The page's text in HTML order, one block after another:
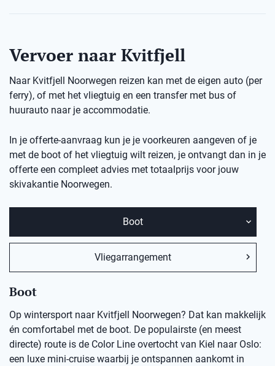
Vervoer naar Kvitfjell
Naar Kvitfjell Noorwegen reizen kan met de eigen auto (per
ferry), of met het vliegtuig en een transfer met bus of
huurauto naar je accommodatie.
In je offerte-aanvraag kun je je voorkeuren aangeven of je
met de boot of het vliegtuig wilt reizen, je ontvangt dan in je
offerte een compleet advies met totaalprijs voor jouw
skivakantie Noorwegen.
Boot
Vliegarrangement
Boot
Op wintersport naar Kvitfjell Noorwegen? Dat kan makkelijk
én comfortabel met de boot. De populairste (en meest
directe) route is de Color Line overtocht van Kiel naar Oslo:
een luxe mini-cruise waarbij je ontspannen aankomt in